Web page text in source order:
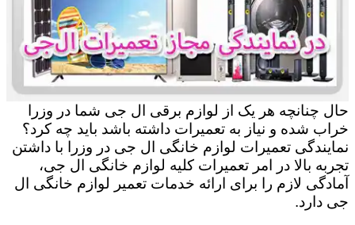
حال چنانچه هر یک از لوازم برقی ال جی شما در وزرا
خراب شده و نیاز به تعمیرات داشته باشد باید چه کرد؟
نمایندگی تعمیرات لوازم خانگی ال جی در وزرا با داشتن
تجربه بالا در امر تعمیرات کلیه لوازم خانگی ال جی،
آمادگی لازم را برای ارائه خدمات تعمیر لوازم خانگی ال
جی دارد.